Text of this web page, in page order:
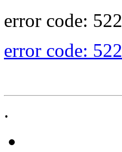
error code: 522
error code: 522
.